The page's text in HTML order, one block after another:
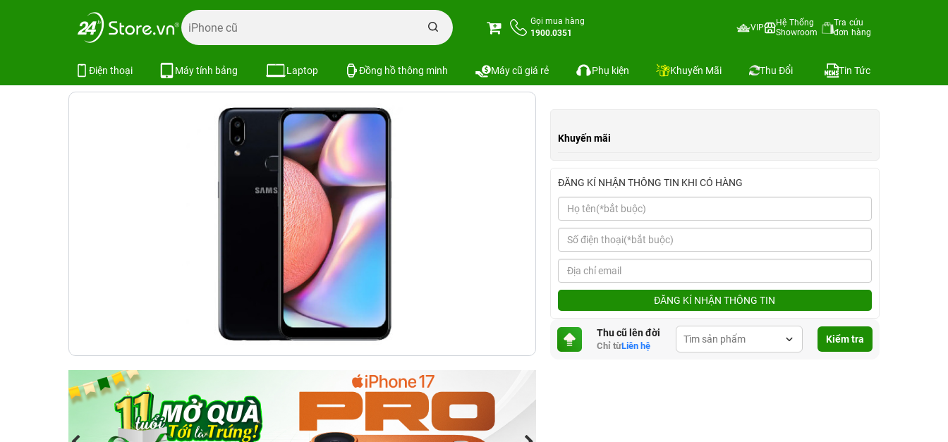
Gọi mua hàng
1900.0351
VIP
Hệ Thống
Showroom
Tra cứu
đơn hàng
Điện thoại Máy tính bảng Laptop Đồng hồ thông minh Máy cũ giá rẻ Phụ kiện Khuyến Mãi Thu Đổi Tin Tức
Trang chủ Samsung
Khuyến mãi
ĐĂNG KÍ NHẬN THÔNG TIN KHI CÓ HÀNG
ĐĂNG KÍ NHẬN THÔNG TIN
Thu cũ lên đời
Chỉ từLiên hệ
Kiểm tra